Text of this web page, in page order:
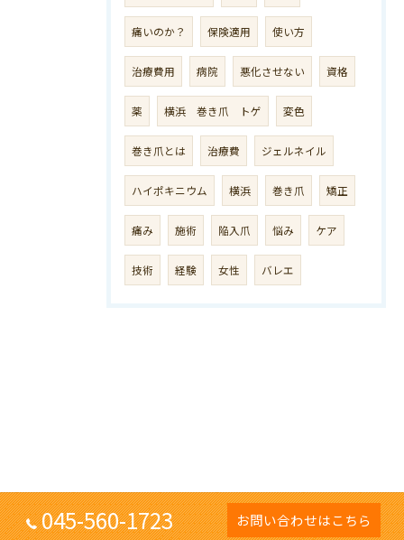
痛いのか？ 保険適用 使い方
治療費用 病院 悪化させない 資格
薬 横浜 巻き爪 トゲ 変色
巻き爪とは 治療費 ジェルネイル
ハイポキニウム 横浜 巻き爪 矯正
痛み 施術 陥入爪 悩み ケア
技術 経験 女性 バレエ
045-560-1723 お問い合わせはこちら